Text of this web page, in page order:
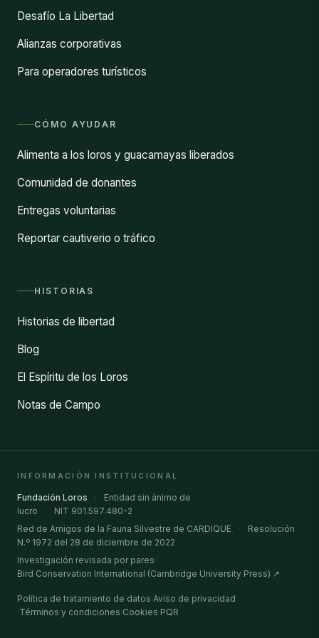
Desafío La Libertad
Alianzas corporativas
Para operadores turísticos
CÓMO AYUDAR
Alimenta a los loros y guacamayas liberados
Comunidad de donantes
Entregas voluntarias
Reportar cautiverio o tráfico
HISTORIAS
Historias de libertad
Blog
El Espíritu de los Loros
Notas de Campo
INFORMACIÓN INSTITUCIONAL
Fundación Loros ·
Entidad sin ánimo de
lucro
·
NIT 901.597.480-2
Red de Amigos de la Fauna Silvestre de CARDIQUE
·
Resolución
N.º 1972 del 28 de diciembre de 2022
Investigación revisada por pares·
Bird Conservation International (Cambridge University Press) ↗
Política de tratamiento de datos·Aviso de privacidad
·Términos y condiciones·Cookies·PQR